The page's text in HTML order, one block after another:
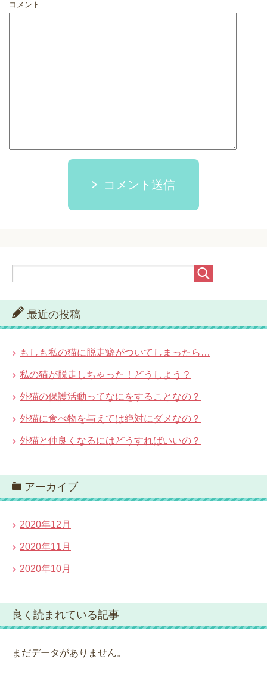
コメント
コメント送信
最近の投稿
もしも私の猫に脱走癖がついてしまったら…
私の猫が脱走しちゃった！どうしよう？
外猫の保護活動ってなにをすることなの？
外猫に食べ物を与えては絶対にダメなの？
外猫と仲良くなるにはどうすればいいの？
アーカイブ
2020年12月
2020年11月
2020年10月
良く読まれている記事
まだデータがありません。